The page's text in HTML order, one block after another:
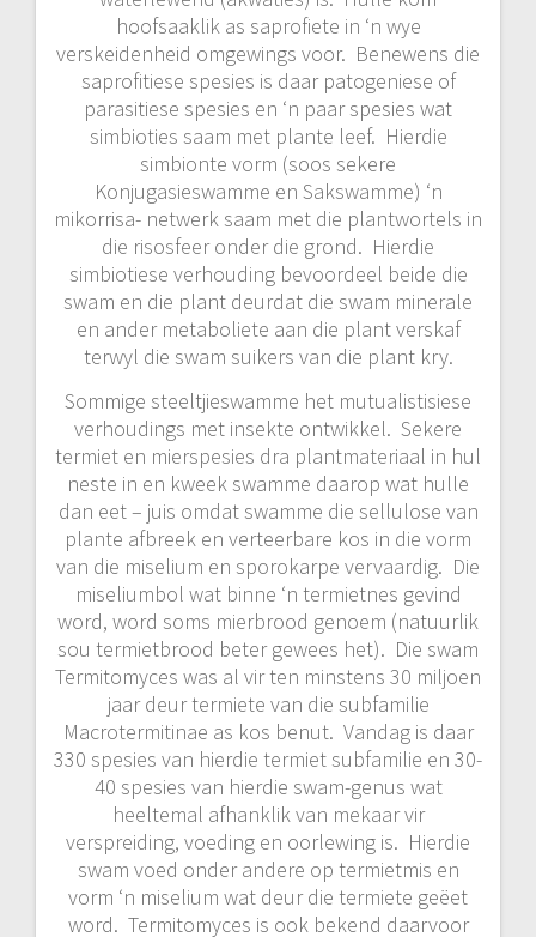
hoofsaaklik as saprofiete in ‘n wye
verskeidenheid omgewings voor. Benewens die
saprofitiese spesies is daar patogeniese of
parasitiese spesies en ‘n paar spesies wat
simbioties saam met plante leef. Hierdie
simbionte vorm (soos sekere
Konjugasieswamme en Sakswamme) ‘n
mikorrisa- netwerk saam met die plantwortels in
die risosfeer onder die grond. Hierdie
simbiotiese verhouding bevoordeel beide die
swam en die plant deurdat die swam minerale
en ander metaboliete aan die plant verskaf
terwyl die swam suikers van die plant kry.
Sommige steeltjieswamme het mutualistisiese
verhoudings met insekte ontwikkel. Sekere
termiet en mierspesies dra plantmateriaal in hul
neste in en kweek swamme daarop wat hulle
dan eet – juis omdat swamme die sellulose van
plante afbreek en verteerbare kos in die vorm
van die miselium en sporokarpe vervaardig. Die
miseliumbol wat binne ‘n termietnes gevind
word, word soms mierbrood genoem (natuurlik
sou termietbrood beter gewees het). Die swam
Termitomyces was al vir ten minstens 30 miljoen
jaar deur termiete van die subfamilie
Macrotermitinae as kos benut. Vandag is daar
330 spesies van hierdie termiet subfamilie en 30-
40 spesies van hierdie swam-genus wat
heeltemal afhanklik van mekaar vir
verspreiding, voeding en oorlewing is. Hierdie
swam voed onder andere op termietmis en
vorm ‘n miselium wat deur die termiete geëet
word. Termitomyces is ook bekend daarvoor